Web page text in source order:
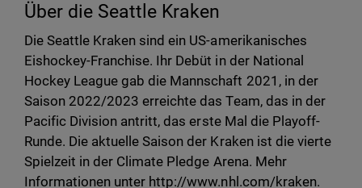
Über die Seattle Kraken
Die Seattle Kraken sind ein US-amerikanisches
Eishockey-Franchise. Ihr Debüt in der National
Hockey League gab die Mannschaft 2021, in der
Saison 2022/2023 erreichte das Team, das in der
Pacific Division antritt, das erste Mal die Playoff-
Runde. Die aktuelle Saison der Kraken ist die vierte
Spielzeit in der Climate Pledge Arena. Mehr
Informationen unter http://www.nhl.com/kraken.